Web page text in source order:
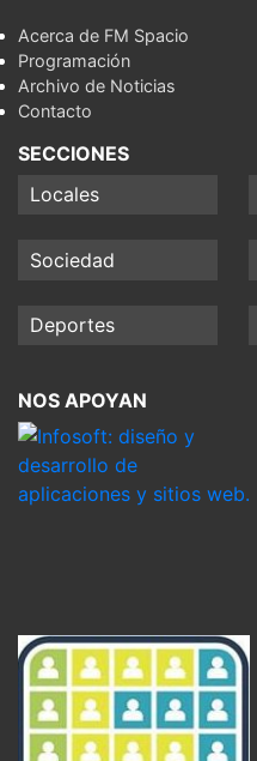
Acerca de FM Spacio
Programación
Archivo de Noticias
Contacto
SECCIONES
Locales
Sociedad
Deportes
NOS APOYAN